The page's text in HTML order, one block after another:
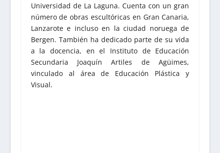
Universidad de La Laguna. Cuenta con un gran
número de obras escultóricas en Gran Canaria,
Lanzarote e incluso en la ciudad noruega de
Bergen. También ha dedicado parte de su vida
a la docencia, en el Instituto de Educación
Secundaria Joaquín Artiles de Agüimes,
vinculado al área de Educación Plástica y
Visual.